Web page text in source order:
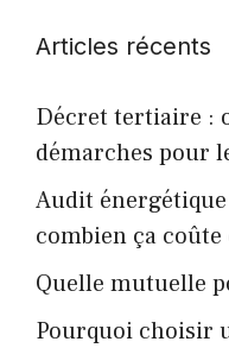
Articles récents
Décret tertiaire :
démarches pour
Audit
combien ça coûte
Quelle mutuelle
Pourquoi choisir